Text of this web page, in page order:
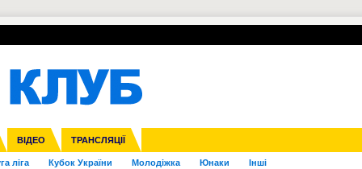
ВІДЕО ТРАНСЛЯЦІЇ
ліга Кубок України Молодіжка Юнаки Інші
Ліга націй Ліга конференцій
Франція ІншіЧЄ-2015 (U-21)
УПЛ-ПЕРЕХОДИ